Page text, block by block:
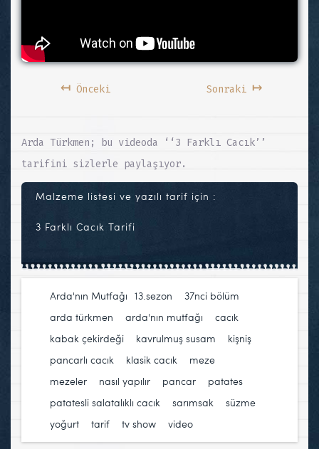
↤Önceki Sonraki ↦
Arda Türkmen; bu videoda ‘‘3 Farklı Cacık’’
tarifini sizlerle paylaşıyor.
Malzeme listesi ve yazılı tarif için :
3 Farklı Cacık Tarifi
Arda'nın Mutfağı 13.sezon 37nci bölüm
arda türkmen
arda'nın mutfağı cacık
kabak çekirdeği
kavrulmuş susam
kişniş
pancarlı cacık
klasik cacık meze
mezeler
nasıl yapılır pancar patates
patatesli salatalıklı cacık
sarımsak
süzme
yoğurt
tarif tv show video